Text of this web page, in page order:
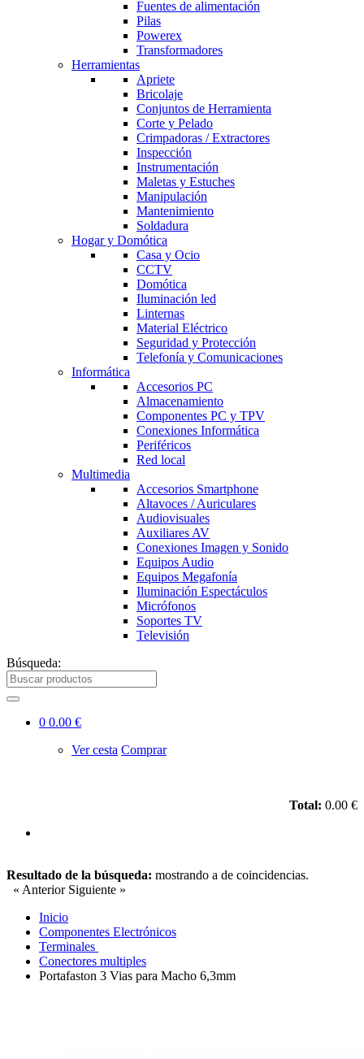
Fuentes de alimentación
Pilas
Powerex
Transformadores
Herramientas
Apriete
Bricolaje
Conjuntos de Herramienta
Corte y Pelado
Crimpadoras / Extractores
Inspección
Instrumentación
Maletas y Estuches
Manipulación
Mantenimiento
Soldadura
Hogar y Domótica
Casa y Ocio
CCTV
Domótica
Iluminación led
Linternas
Material Eléctrico
Seguridad y Protección
Telefonía y Comunicaciones
Informática
Accesorios PC
Almacenamiento
Componentes PC y TPV
Conexiones Informática
Periféricos
Red local
Multimedia
Accesorios Smartphone
Altavoces / Auriculares
Audiovisuales
Auxiliares AV
Conexiones Imagen y Sonido
Equipos Audio
Equipos Megafonía
Iluminación Espectáculos
Micrófonos
Soportes TV
Televisión
Búsqueda:
0 0.00 €
Ver cesta Comprar
Total: 0.00 €
Resultado de la búsqueda: mostrando a de coincidencias.
« Anterior Siguiente »
Inicio
Componentes Electrónicos
Terminales
Conectores multiples
Portafaston 3 Vias para Macho 6,3mm